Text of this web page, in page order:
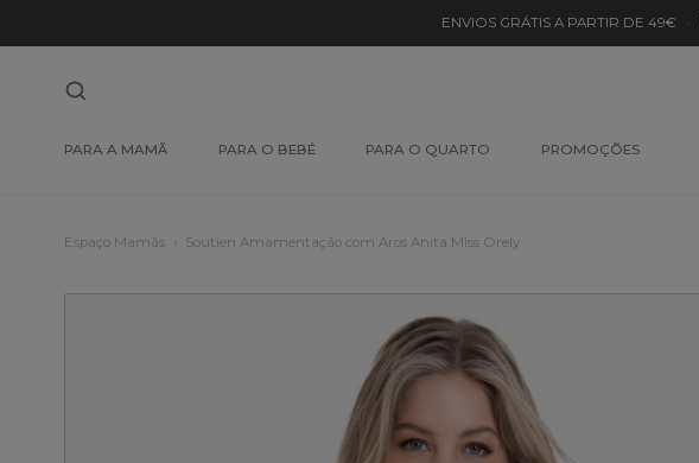
ENVIOS GRÁTIS A PARTIR DE 49€ ·
PARA A MAMÃ PARA O BEBÉ PARA O QUARTO PROMOÇÕES
Espaço Mamãs Soutien Amamentação com Aros Anita Miss Orely